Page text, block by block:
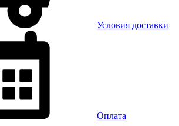
Условия доставки
Оплата